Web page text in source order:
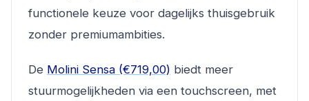
functionele keuze voor dagelijks thuisgebruik
zonder premiumambities.
De Molini Sensa (€719,00) biedt meer
stuurmogelijkheden via een touchscreen, met